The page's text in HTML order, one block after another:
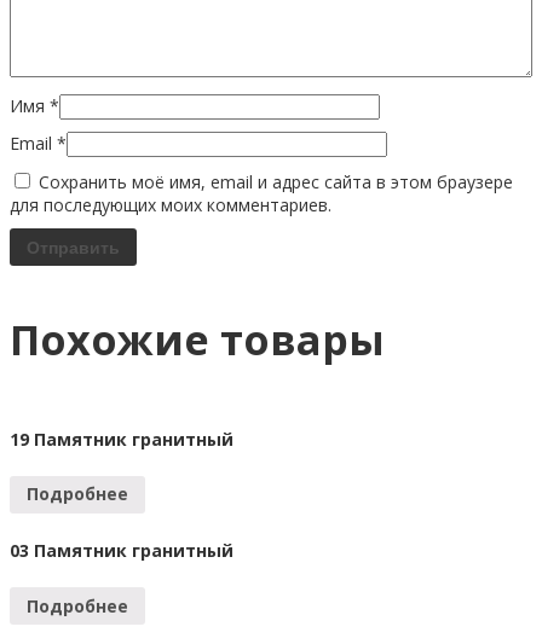
Имя *
Email *
Сохранить моё имя, email и адрес сайта в этом браузере
для последующих моих комментариев.
Похожие товары
19 Памятник гранитный
Подробнее
03 Памятник гранитный
Подробнее